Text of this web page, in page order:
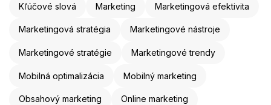
Kľúčové slová Marketing Marketingová efektivita
Marketingová stratégia Marketingové nástroje
Marketingové stratégie Marketingové trendy
Mobilná optimalizácia Mobilný marketing
Obsahový marketing Online marketing